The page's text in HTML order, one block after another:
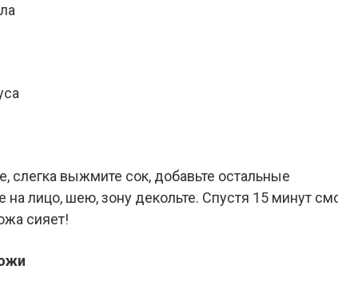
слегка выжмите сок, добавьте остальные
на лицо, шею, зону декольте. Спустя 15 минут
сияет!